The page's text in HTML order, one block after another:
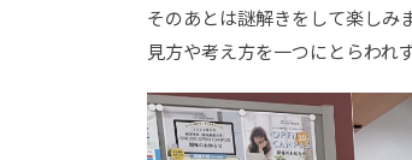
そのあとは謎解きをして楽しみ
見方や考え方を一つにとらわれ